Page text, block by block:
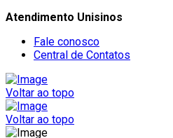
Atendimento Unisinos
Fale conosco
Central de Contatos
Voltar ao topo
Voltar ao topo